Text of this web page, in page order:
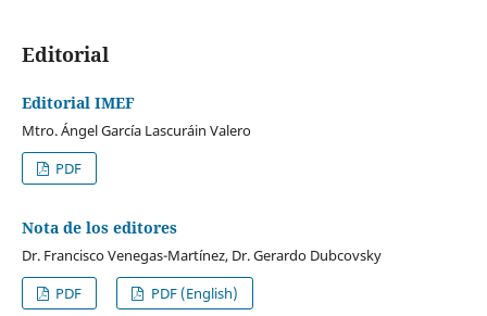
Editorial
Editorial IMEF
Mtro. Ángel García Lascuráin Valero
PDF
Nota de los editores
Dr. Francisco Venegas-Martínez, Dr. Gerardo Dubcovsky
PDF
PDF (English)